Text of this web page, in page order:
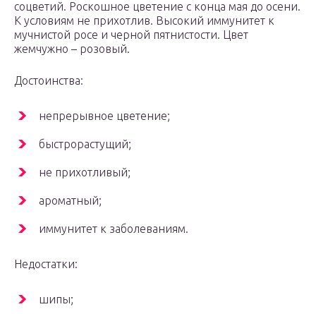
соцветий. Роскошное цветение с конца мая до осени.
К условиям не прихотлив. Высокий иммунитет к
мучнистой росе и черной пятнистости. Цвет
жемчужно – розовый.
Достоинства:
непрерывное цветение;
быстрорастущий;
не прихотливый;
ароматный;
иммунитет к заболеваниям.
Недостатки:
шипы;